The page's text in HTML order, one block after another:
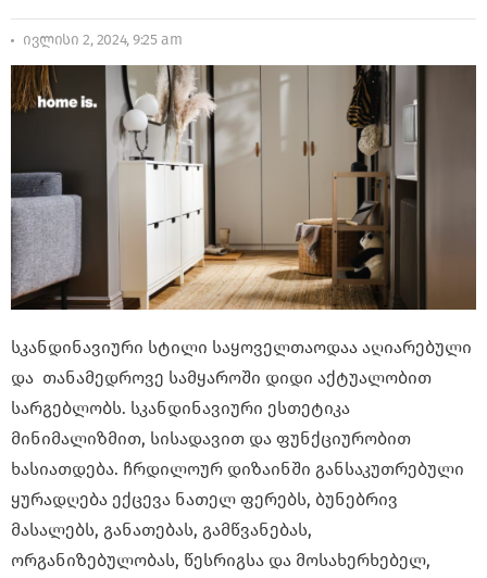
ივლისი 2, 2024, 9:25 am
სკანდინავიური სტილი საყოველთაოდაა აღიარებული
და თანამედროვე სამყაროში დიდი აქტუალობით
სარგებლობს. სკანდინავიური ესთეტიკა
მინიმალიზმით, სისადავით და ფუნქციურობით
ხასიათდება. ჩრდილოურ დიზაინში განსაკუთრებული
ყურადღება ექცევა ნათელ ფერებს, ბუნებრივ
მასალებს, განათებას, გამწვანებას,
ორგანიზებულობას, წესრიგსა და მოსახერხებელ,